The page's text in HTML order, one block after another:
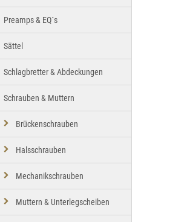
Preamps & EQ´s
Sättel
Schlagbretter & Abdeckungen
Schrauben & Muttern
Brückenschrauben
Halsschrauben
Mechanikschrauben
Muttern & Unterlegscheiben